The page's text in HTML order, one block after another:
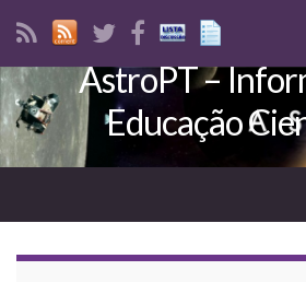
Search for:
AstroPT –
Educação